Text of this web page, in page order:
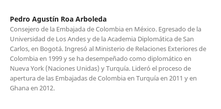
Pedro Agustín Roa Arboleda
Consejero de la Embajada de Colombia en México. Egresado de la
Universidad de Los Andes y de la Academia Diplomática de San
Carlos, en Bogotá. Ingresó al Ministerio de Relaciones Exteriores de
Colombia en 1999 y se ha desempeñado como diplomático en
Nueva York (Naciones Unidas) y Turquía. Lideró el proceso de
apertura de las Embajadas de Colombia en Turquía en 2011 y en
Ghana en 2012.